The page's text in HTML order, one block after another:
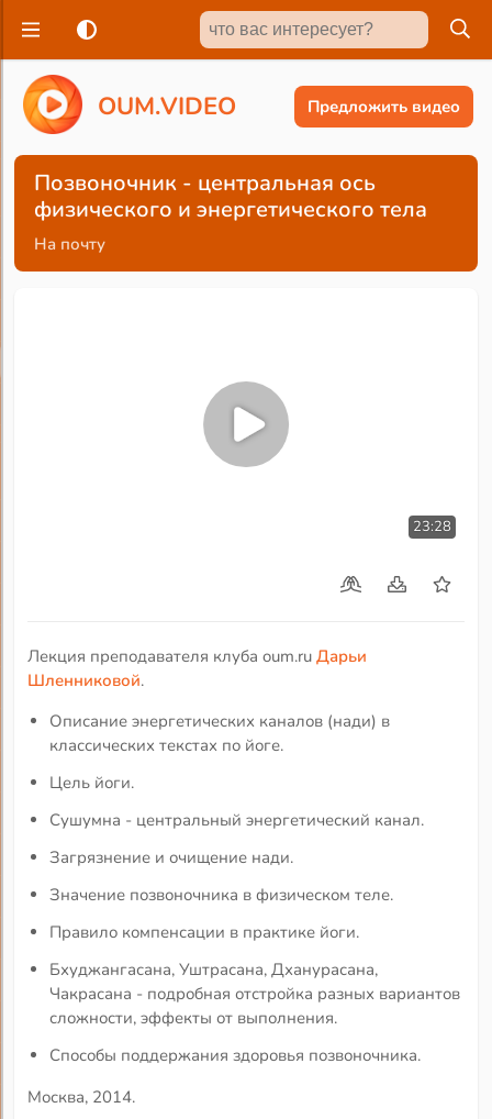
OUM.VIDEO Предложить видео
Позвоночник - центральная ось
физического и энергетического тела
На почту
23:28
Лекция преподавателя клуба oum.ruДарьи
Шленниковой.
Описание энергетических каналов (нади) в
классических текстах по йоге.
Цель йоги.
Сушумна - центральный энергетический канал.
Загрязнение и очищение нади.
Значение позвоночника в физическом теле.
Правило компенсации в практике йоги.
Бхуджангасана, Уштрасана, Дханурасана,
Чакрасана - подробная отстройка разных вариантов
сложности, эффекты от выполнения.
Способы поддержания здоровья позвоночника.
Москва, 2014.